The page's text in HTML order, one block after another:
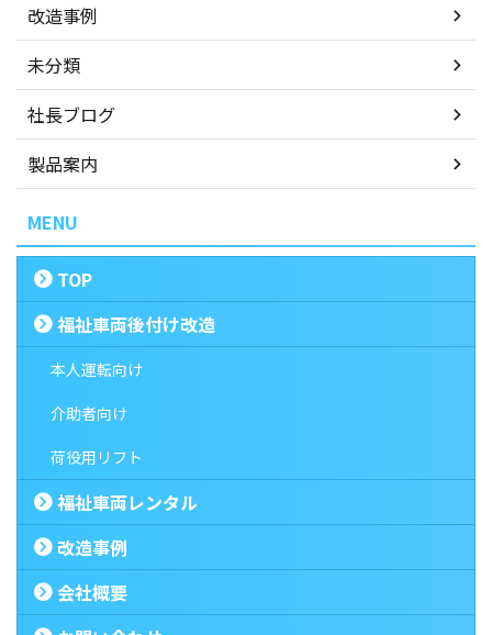
改造事例
未分類
社長ブログ
製品案内
MENU
TOP
福祉車両後付け改造
本人運転向け
介助者向け
荷役用リフト
福祉車両レンタル
改造事例
会社概要